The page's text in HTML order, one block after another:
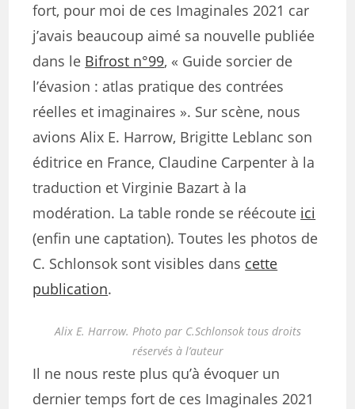
fort, pour moi de ces Imaginales 2021 car
j’avais beaucoup aimé sa nouvelle publiée
dans le Bifrost n°99, « Guide sorcier de
l’évasion : atlas pratique des contrées
réelles et imaginaires ». Sur scène, nous
avions Alix E. Harrow, Brigitte Leblanc son
éditrice en France, Claudine Carpenter à la
traduction et Virginie Bazart à la
modération. La table ronde se réécoute ici
(enfin une captation). Toutes les photos de
C. Schlonsok sont visibles dans cette
publication.
Alix E. Harrow. Photo par C.Schlonsok tous droits
réservés à l’auteur
Il ne nous reste plus qu’à évoquer un
dernier temps fort de ces Imaginales 2021